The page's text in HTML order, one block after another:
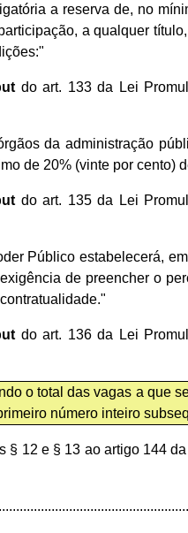
a reserva de, no
a qualquer
do art. 133 da Lei
da administração
de 20% (vinte por cento)
do art. 135 da Lei
Público estabelecerá,
de preencher o
do art. 136 da Lei
o total das vagas a que
número inteiro
§ 12 e § 13 ao artigo 144